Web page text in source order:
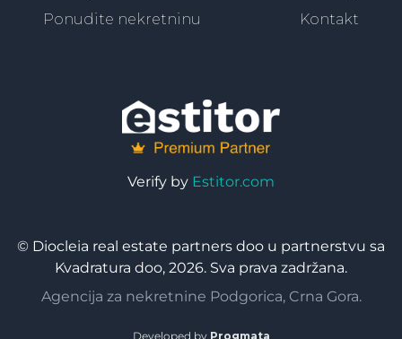
Ponudite nekretninu
Kontakt
Verify by Estitor.com
© Diocleia real estate partners doo u partnerstvu sa
Kvadratura doo, 2026. Sva prava zadržana.
Agencija za nekretnine Podgorica, Crna Gora.
Developed by Progmata